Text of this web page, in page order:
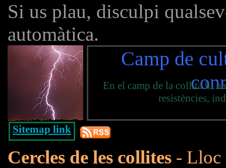
Si us plau, disculpi
automàtica.
Camp de
En el camp de la collita hi
resistències,
Sitemap link
Cercles de les collites - Lloc